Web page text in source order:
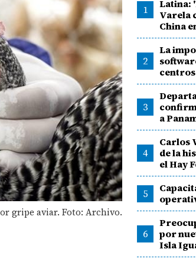
gripe aviar. Foto: Archivo.
1
Latina:
Varela
China
2
La
3
a
4
Carlos
de la
el Hay
5
6
por
Isla